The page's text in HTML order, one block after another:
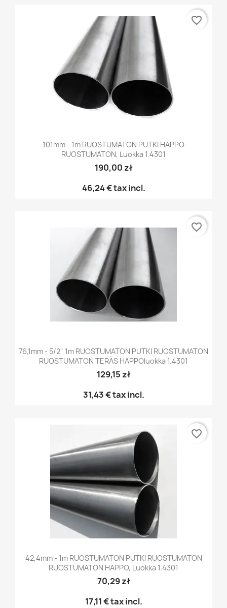
101mm - 1m RUOSTUMATON PUTKI HAPPO
RUOSTUMATON, Luokka 1.4301
190,00 zł
46,24 €tax incl.
favorite_border
76,1mm - 5/2" 1m RUOSTUMATON PUTKI RUOSTUMATON
RUOSTUMATON TERÄS HAPPOluokka 1.4301
129,15 zł
31,43 €tax incl.
favorite_border
42,4mm - 1m RUOSTUMATON PUTKI RUOSTUMATON
RUOSTUMATON HAPPO, Luokka 1.4301
70,29 zł
17,11 €tax incl.
favorite_border